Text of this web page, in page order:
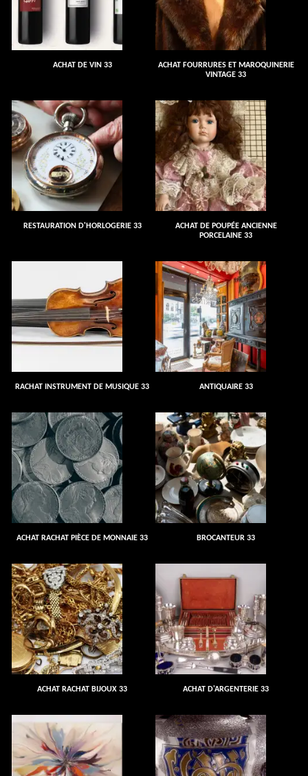
ACHAT DE VIN 33
ACHAT FOURRURES ET MAROQUINERIE
VINTAGE 33
RESTAURATION D'HORLOGERIE 33
ACHAT DE POUPÉE ANCIENNE
PORCELAINE 33
RACHAT INSTRUMENT DE MUSIQUE 33 ANTIQUAIRE 33
ACHAT RACHAT PIÈCE DE MONNAIE 33 BROCANTEUR 33
ACHAT RACHAT BIJOUX 33 ACHAT D'ARGENTERIE 33